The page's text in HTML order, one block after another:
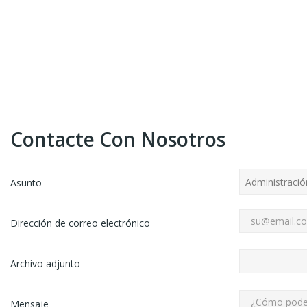
Contacte Con Nosotros
Asunto
Dirección de correo electrónico
Archivo adjunto
Mensaje